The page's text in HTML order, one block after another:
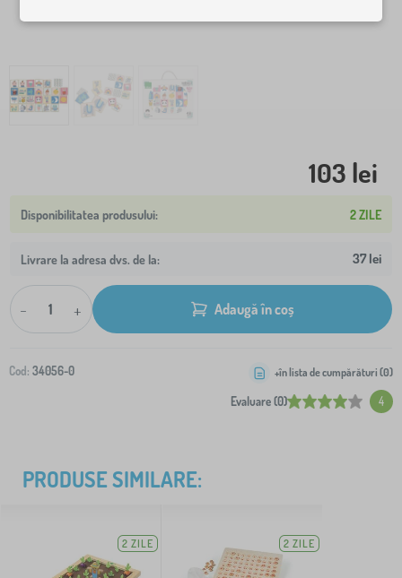
103 lei
2 ZILE
Livrare la adresa dvs. de la: 37 lei
- + Adaugă în coș
Cod: 34056-0
Evaluare (0) 4
+în lista de cumpărături (0)
PRODUSE SIMILARE:
2 ZILE 2 ZILE